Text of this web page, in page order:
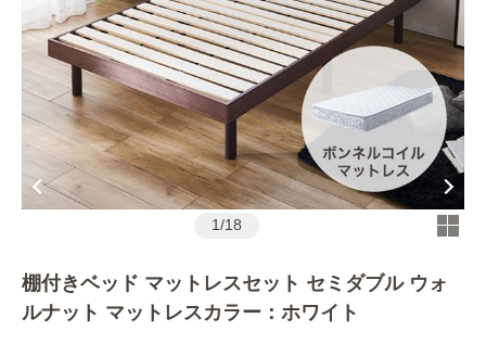
1/18
棚付きベッド マットレスセット セミダブル ウォ
ルナット マットレスカラー：ホワイト